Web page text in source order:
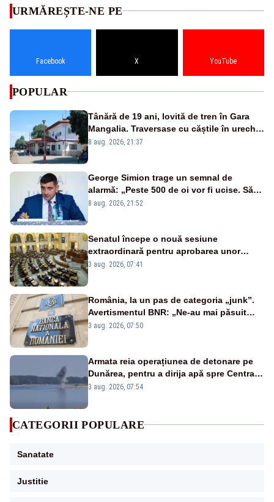
URMĂREȘTE-NE PE
Facebook X YouTube
POPULAR
Tânără de 19 ani, lovită de tren în Gara
Mangalia. Traversase cu căștile în urechi
liniile printr-un loc nepermis
8 aug. 2026, 21:37
George Simion trage un semnal de
alarmă: „Peste 500 de oi vor fi ucise. Să
vedem dacă ciobanii vor fi despăgubiți”
8 aug. 2026, 21:52
Senatul începe o nouă sesiune
extraordinară pentru aprobarea unor
jaloane din PNRR
3 aug. 2026, 07:41
România, la un pas de categoria „junk”.
Avertismentul BNR: „Ne-au mai păsuit
pentru câteva luni”
3 aug. 2026, 07:50
Armata reia operațiunea de detonare pe
Dunărea, pentru a dirija apă spre Centrala
Cernavodă
3 aug. 2026, 07:54
CATEGORII POPULARE
Sanatate
Justitie